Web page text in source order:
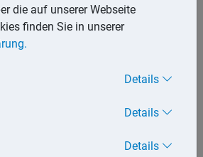
abzuziehen ist.
eines Vermächtnisses von seinem
Anteil an einer GmbH in Höhe von
Vor dem Tod des Vaters hatte die
eine Ausschüttung beschlossen,
den Vater entfiel und nach
von Kapitalertragsteuer und
48.000 Euro) an den Kläger
die auf unserer Webseite
finden Sie in unserer
Details
Details
Details